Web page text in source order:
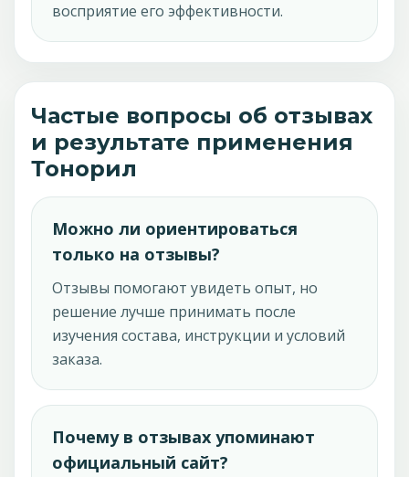
восприятие его эффективности.
Частые вопросы об отзывах
и результате применения
Тонорил
Можно ли ориентироваться
только на отзывы?
Отзывы помогают увидеть опыт, но
решение лучше принимать после
изучения состава, инструкции и условий
заказа.
Почему в отзывах упоминают
официальный сайт?